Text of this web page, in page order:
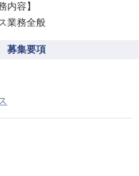
容】
業務全般
募集要項